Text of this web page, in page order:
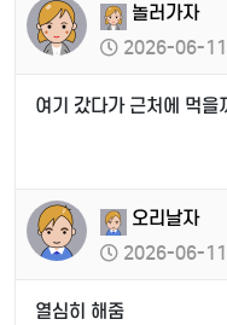
놀러가자
2026-06-
여기 갔다가 근처에 먹을
오리날자
2026-06-
열심히 해줌